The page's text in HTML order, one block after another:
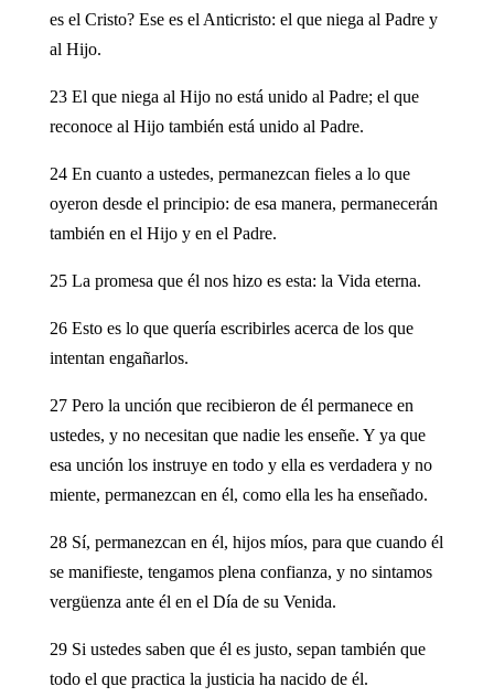
es el Cristo? Ese es el Anticristo: el que niega al Padre y
al Hijo.
23 El que niega al Hijo no está unido al Padre; el que
reconoce al Hijo también está unido al Padre.
24 En cuanto a ustedes, permanezcan fieles a lo que
oyeron desde el principio: de esa manera, permanecerán
también en el Hijo y en el Padre.
25 La promesa que él nos hizo es esta: la Vida eterna.
26 Esto es lo que quería escribirles acerca de los que
intentan engañarlos.
27 Pero la unción que recibieron de él permanece en
ustedes, y no necesitan que nadie les enseñe. Y ya que
esa unción los instruye en todo y ella es verdadera y no
miente, permanezcan en él, como ella les ha enseñado.
28 Sí, permanezcan en él, hijos míos, para que cuando él
se manifieste, tengamos plena confianza, y no sintamos
vergüenza ante él en el Día de su Venida.
29 Si ustedes saben que él es justo, sepan también que
todo el que practica la justicia ha nacido de él.